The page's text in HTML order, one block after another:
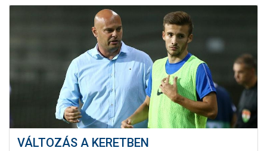
KLUB
GALÉRIA
SZURKOLÓI ÉLMÉNYEK
AKKREDITÁCIÓ
VÁLTOZÁS A KERETBEN